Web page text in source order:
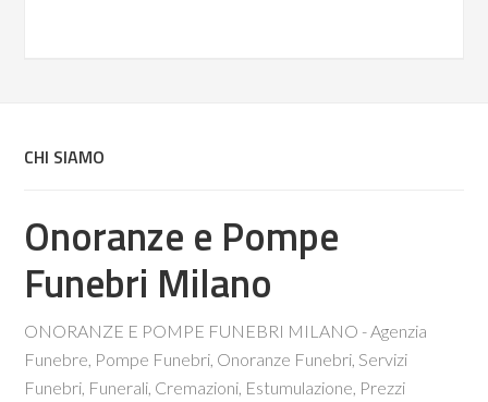
CHI SIAMO
Onoranze e Pompe
Funebri Milano
ONORANZE E POMPE FUNEBRI MILANO - Agenzia
Funebre, Pompe Funebri, Onoranze Funebri, Servizi
Funebri, Funerali, Cremazioni, Estumulazione, Prezzi